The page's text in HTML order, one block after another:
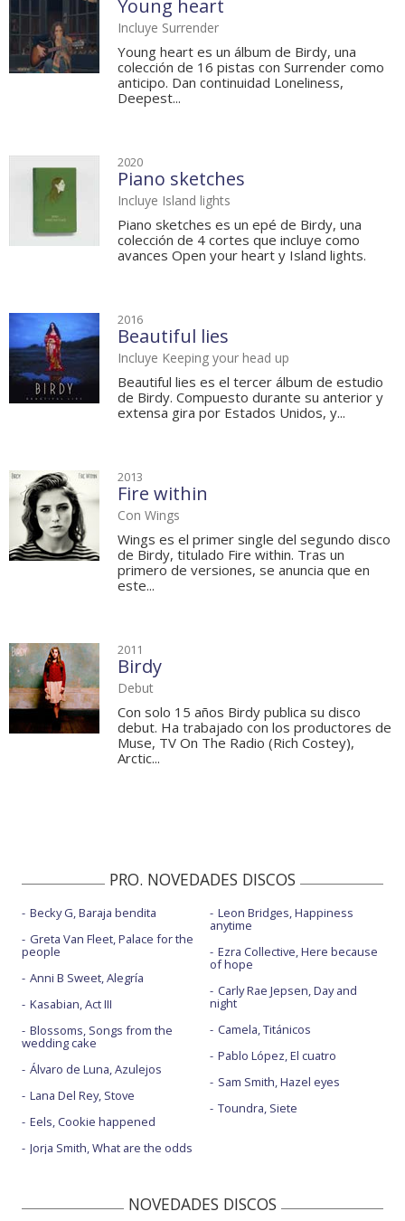
Young heart
Incluye Surrender
Young heart es un álbum de Birdy, una
colección de 16 pistas con Surrender como
anticipo. Dan continuidad Loneliness,
Deepest...
2020
Piano sketches
Incluye Island lights
Piano sketches es un epé de Birdy, una
colección de 4 cortes que incluye como
avances Open your heart y Island lights.
2016
Beautiful lies
Incluye Keeping your head up
Beautiful lies es el tercer álbum de estudio
de Birdy. Compuesto durante su anterior y
extensa gira por Estados Unidos, y...
2013
Fire within
Con Wings
Wings es el primer single del segundo disco
de Birdy, titulado Fire within. Tras un
primero de versiones, se anuncia que en
este...
2011
Birdy
Debut
Con solo 15 años Birdy publica su disco
debut. Ha trabajado con los productores de
Muse, TV On The Radio (Rich Costey),
Arctic...
PRO. NOVEDADES DISCOS
Becky G, Baraja bendita
Greta Van Fleet, Palace for the
people
Anni B Sweet, Alegría
Kasabian, Act III
Blossoms, Songs from the
wedding cake
Álvaro de Luna, Azulejos
Lana Del Rey, Stove
Eels, Cookie happened
Jorja Smith, What are the odds
Leon Bridges, Happiness
anytime
Ezra Collective, Here because
of hope
Carly Rae Jepsen, Day and
night
Camela, Titánicos
Pablo López, El cuatro
Sam Smith, Hazel eyes
Toundra, Siete
NOVEDADES DISCOS